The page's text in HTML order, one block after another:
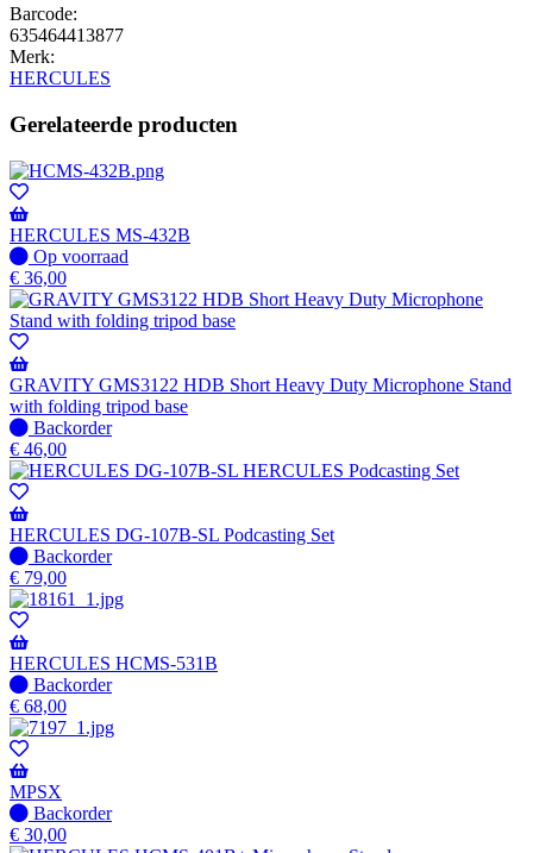
Barcode:
635464413877
Merk:
HERCULES
Gerelateerde producten
HERCULES MS-432B
Op
voorraad
Op voorraad
€ 36,00
GRAVITY GMS3122 HDB Short Heavy Duty Microphone Stand
with folding tripod base
Niet
op
voorraad
-
Wordt
verzonden
wanneer
beschikbaar
Backorder
€ 46,00
HERCULES DG-107B-SL Podcasting Set
Niet
op
voorraad
-
Wordt
verzonden
wanneer
beschikbaar
Backorder
€ 79,00
HERCULES HCMS-531B
Niet
op
voorraad
-
Wordt
verzonden
wanneer
beschikbaar
Backorder
€ 68,00
MPSX
Niet
op
Backorder
€ 30,00